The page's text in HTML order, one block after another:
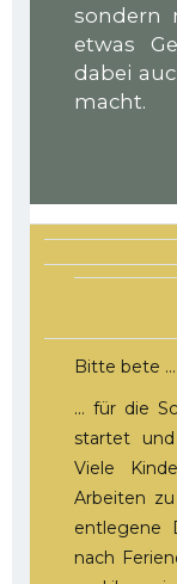
sondern
etwas
dabei
macht.
Bitte bete …
… für die
startet
Viele
Arbeiten
entlegene
nach